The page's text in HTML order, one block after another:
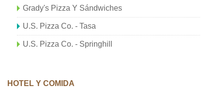
Grady's Pizza Y Sándwiches
U.S. Pizza Co. - Tasa
U.S. Pizza Co. - Springhill
HOTEL Y COMIDA